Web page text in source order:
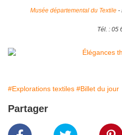
Musée départemental du Textile -
Tél. : 05
#Explorations textiles #Billet du jour
Partager